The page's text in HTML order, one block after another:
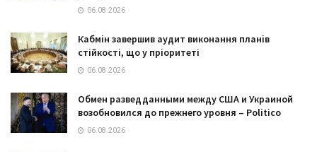
06.08.2026
Кабмін завершив аудит виконання планів
стійкості, що у пріоритеті
06.08.2026
Обмен разведданными между США и Украиной
возобновился до прежнего уровня – Politico
06.08.2026